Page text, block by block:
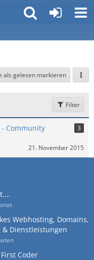
als gelesen markieren
Filter
Community
3
21. November 2015
Webhosting, Domains,
& Dienstleistungen
Coder